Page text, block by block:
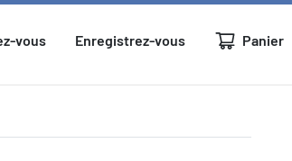
vous Enregistrez-vous Panier